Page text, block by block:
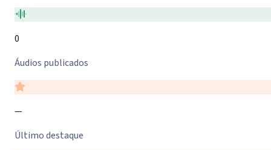
0
Áudios publicados
—
Último destaque